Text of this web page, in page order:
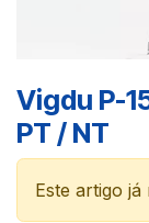
Vigdu P-
PT / NT
Este artigo